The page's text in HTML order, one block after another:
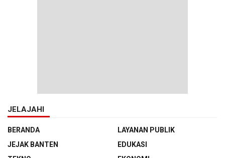
JELAJAHI
BERANDA
LAYANAN PUBLIK
JEJAK BANTEN
EDUKASI